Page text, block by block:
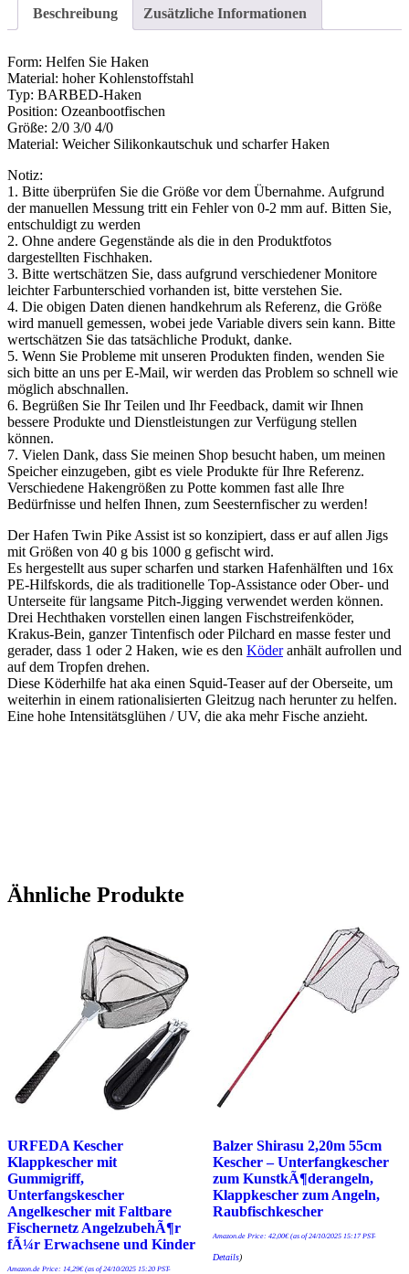
Beschreibung Zusätzliche Informationen
Form: Helfen Sie Haken
Material: hoher Kohlenstoffstahl
Typ: BARBED-Haken
Position: Ozeanbootfischen
Größe: 2/0 3/0 4/0
Material: Weicher Silikonkautschuk und scharfer Haken
Notiz:
1. Bitte überprüfen Sie die Größe vor dem Übernahme. Aufgrund
der manuellen Messung tritt ein Fehler von 0-2 mm auf. Bitten Sie,
entschuldigt zu werden
2. Ohne andere Gegenstände als die in den Produktfotos
dargestellten Fischhaken.
3. Bitte wertschätzen Sie, dass aufgrund verschiedener Monitore
leichter Farbunterschied vorhanden ist, bitte verstehen Sie.
4. Die obigen Daten dienen handkehrum als Referenz, die Größe
wird manuell gemessen, wobei jede Variable divers sein kann. Bitte
wertschätzen Sie das tatsächliche Produkt, danke.
5. Wenn Sie Probleme mit unseren Produkten finden, wenden Sie
sich bitte an uns per E-Mail, wir werden das Problem so schnell wie
möglich abschnallen.
6. Begrüßen Sie Ihr Teilen und Ihr Feedback, damit wir Ihnen
bessere Produkte und Dienstleistungen zur Verfügung stellen
können.
7. Vielen Dank, dass Sie meinen Shop besucht haben, um meinen
Speicher einzugeben, gibt es viele Produkte für Ihre Referenz.
Verschiedene Hakengrößen zu Potte kommen fast alle Ihre
Bedürfnisse und helfen Ihnen, zum Seesternfischer zu werden!
Der Hafen Twin Pike Assist ist so konzipiert, dass er auf allen Jigs
mit Größen von 40 g bis 1000 g gefischt wird.
Es hergestellt aus super scharfen und starken Hafenhälften und 16x
PE-Hilfskords, die als traditionelle Top-Assistance oder Ober- und
Unterseite für langsame Pitch-Jigging verwendet werden können.
Drei Hechthaken vorstellen einen langen Fischstreifenköder,
Krakus-Bein, ganzer Tintenfisch oder Pilchard en masse fester und
gerader, dass 1 oder 2 Haken, wie es den Köderanhält aufrollen und
auf dem Tropfen drehen.
Diese Köderhilfe hat aka einen Squid-Teaser auf der Oberseite, um
weiterhin in einem rationalisierten Gleitzug nach herunter zu helfen.
Eine hohe Intensitätsglühen / UV, die aka mehr Fische anzieht.
Ähnliche Produkte
URFEDA Kescher
Klappkescher mit
Gummigriff,
Unterfangskescher
Angelkescher mit Faltbare
Fischernetz AngelzubehÃ¶r
fÃ¼r Erwachsene und Kinder
Amazon.de Price: 14,29€(as of 24/10/2025 15:20 PST-
Balzer Shirasu 2,20m 55cm
Kescher – Unterfangkescher
zum KunstkÃ¶derangeln,
Klappkescher zum Angeln,
Raubfischkescher
Amazon.de Price: 42,00€(as of 24/10/2025 15:17 PST-
Details)